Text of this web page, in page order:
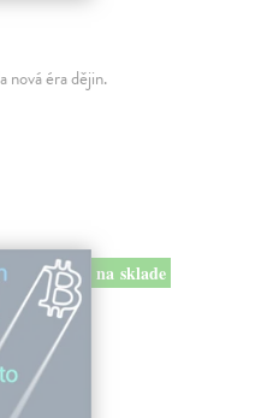
nová éra dějin.
na sklade